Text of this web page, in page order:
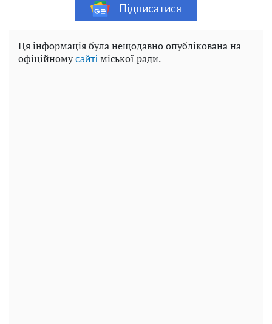
Підписатися
Ця інформація була нещодавно опублікована на
офіційномусайті міської ради.